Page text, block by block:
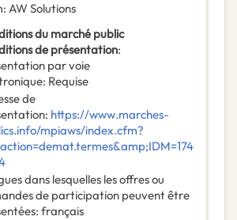
: AW Solutions
du marché public
de présentation:
par voie
: Requise
de
: https://www.marches-
mpiaws/index.cfm?
dans lesquelles les offres ou
de participation peuvent être
: français